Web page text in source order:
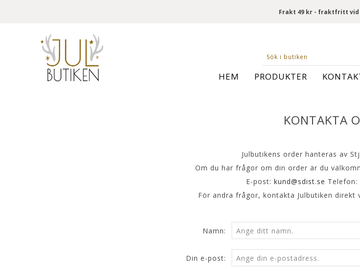
Frakt 49 kr - fraktfritt vid
HEM PRODUKTER
KONTAKTA
Julbutikens order hanteras av
Om du har frågor om din order är du
E-post: kund@sdist.se Telefon:
För andra frågor, kontakta Julbutiken direkt
Namn:
Din e-post: